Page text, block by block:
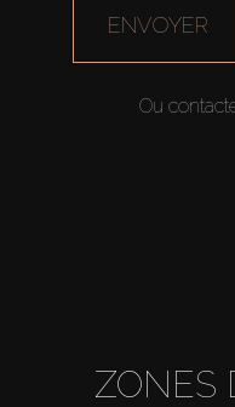
ENVOYER
Ou
ZONES